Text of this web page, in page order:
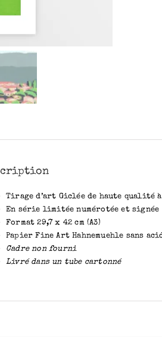
Tirage d’art Giclée de haute qualité
En série limitée numérotée et signée
Format 29,7 x 42 cm (A3)
Papier Fine Art Hahnemuehle sans
Cadre non fourni
Livré dans un tube cartonné